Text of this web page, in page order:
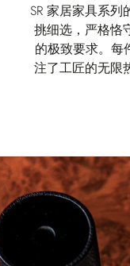
SR 家居家具系
挑细选，严格恪
的极致要求。每
注了工匠的无限